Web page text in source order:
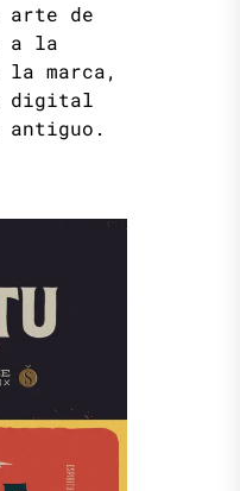
arte de
a la
marca,
digital
antiguo.